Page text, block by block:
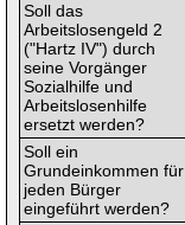
Soll das
Arbeitslosengeld 2
("Hartz IV") durch
seine Vorgänger
Sozialhilfe und
Arbeitslosenhilfe
ersetzt werden?
Soll ein
Grundeinkommen für
jeden Bürger
eingeführt werden?